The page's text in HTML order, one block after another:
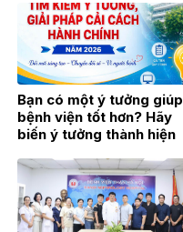
chữa bệnh
Bạn có một ý tưởng giúp
bệnh viện tốt hơn? Hãy
biến ý tưởng thành hiện